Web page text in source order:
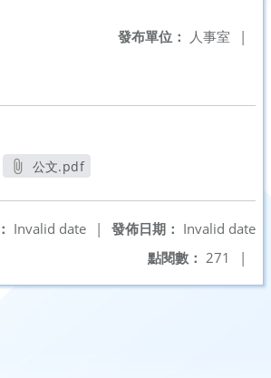
發布單位： 人事室 |
公文.pdf
發佈日期： Invalid date
Invalid date
|
點閱數： 271 |